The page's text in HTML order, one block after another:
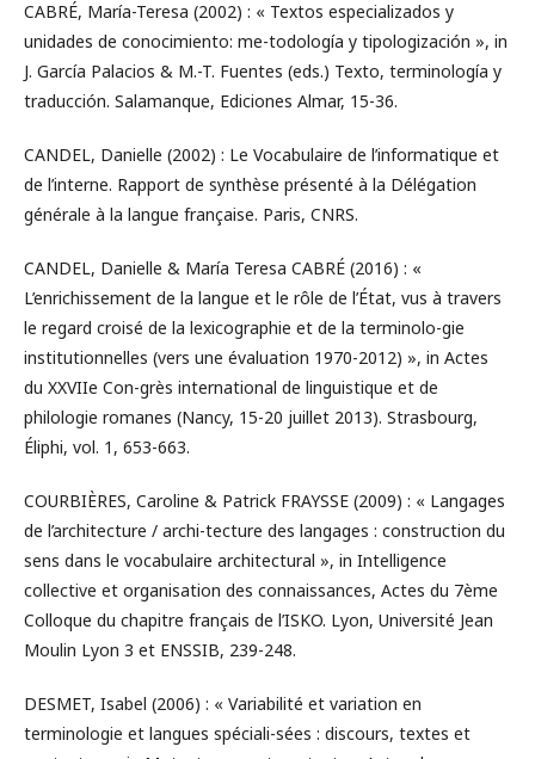
CABRÉ, María-Teresa (2002) : « Textos especializados y
unidades de conocimiento: me-todología y tipologización », in
J. García Palacios & M.-T. Fuentes (eds.) Texto, terminología y
traducción. Salamanque, Ediciones Almar, 15-36.
CANDEL, Danielle (2002) : Le Vocabulaire de l’informatique et
de l’interne. Rapport de synthèse présenté à la Délégation
générale à la langue française. Paris, CNRS.
CANDEL, Danielle & María Teresa CABRÉ (2016) : «
L’enrichissement de la langue et le rôle de l’État, vus à travers
le regard croisé de la lexicographie et de la terminolo-gie
institutionnelles (vers une évaluation 1970-2012) », in Actes
du XXVIIe Con-grès international de linguistique et de
philologie romanes (Nancy, 15-20 juillet 2013). Strasbourg,
Éliphi, vol. 1, 653-663.
COURBIÈRES, Caroline & Patrick FRAYSSE (2009) : « Langages
de l’architecture / archi-tecture des langages : construction du
sens dans le vocabulaire architectural », in Intelligence
collective et organisation des connaissances, Actes du 7ème
Colloque du chapitre français de l’ISKO. Lyon, Université Jean
Moulin Lyon 3 et ENSSIB, 239-248.
DESMET, Isabel (2006) : « Variabilité et variation en
terminologie et langues spéciali-sées : discours, textes et